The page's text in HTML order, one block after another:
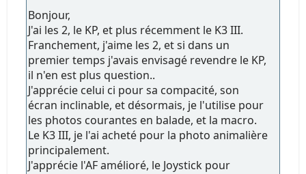
Bonjour,
J'ai les 2, le KP, et plus récemment le K3 III.
Franchement, j'aime les 2, et si dans un
premier temps j'avais envisagé revendre le KP,
il n'en est plus question..
J'apprécie celui ci pour sa compacité, son
écran inclinable, et désormais, je l'utilise pour
les photos courantes en balade, et la macro.
Le K3 III, je l'ai acheté pour la photo animalière
principalement.
J'apprécie l'AF amélioré, le Joystick pour